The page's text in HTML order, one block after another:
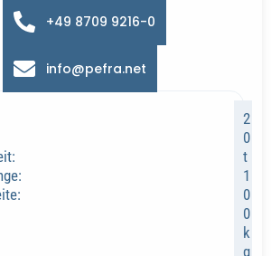
Elektroschlepper 740
2
0
t
1
0
0
k
g
+49 8709 9216-0
info@pefra.net